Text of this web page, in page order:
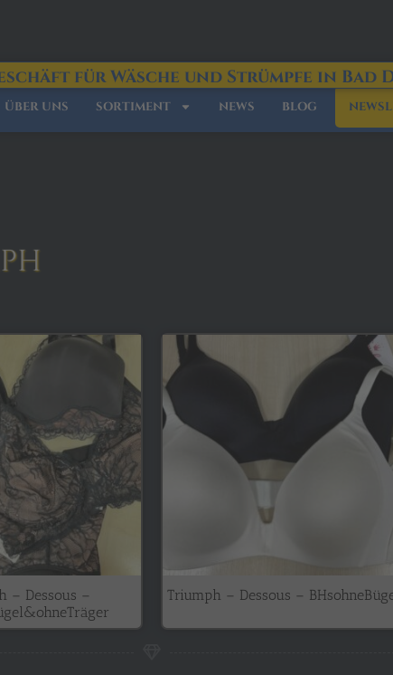
ÜBER UNS SORTIMENT NEWS BLOG
für Wäsche und Strümpfe in Bad
– Dessous –
Triumph – Dessous –